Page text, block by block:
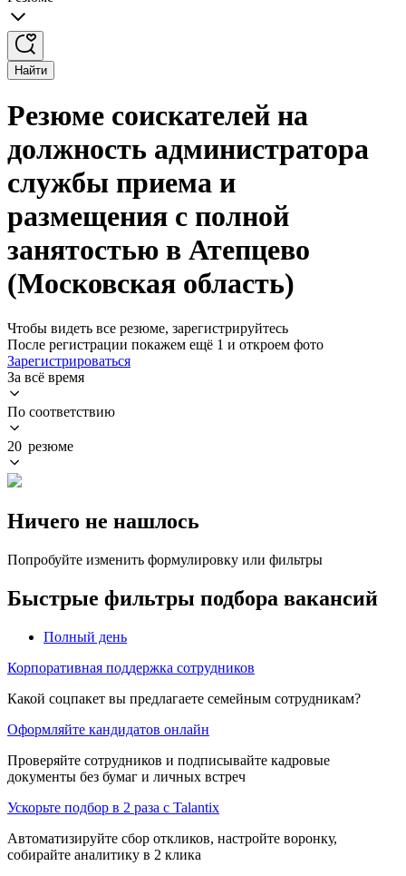
Найти
Резюме соискателей на
должность администратора
службы приема и
размещения с полной
занятостью в Атепцево
(Московская область)
Чтобы видеть все резюме, зарегистрируйтесь
После регистрации покажем ещё 1 и откроем фото
Зарегистрироваться
За всё время
По соответствию
20 резюме
Ничего не нашлось
Попробуйте изменить формулировку или фильтры
Быстрые фильтры подбора вакансий
Полный день
Корпоративная поддержка сотрудников
Какой соцпакет вы предлагаете семейным сотрудникам?
Оформляйте кандидатов онлайн
Проверяйте сотрудников и подписывайте кадровые
документы без бумаг и личных встреч
Ускорьте подбор в 2 раза с Talantix
Автоматизируйте сбор откликов, настройте воронку,
собирайте аналитику в 2 клика